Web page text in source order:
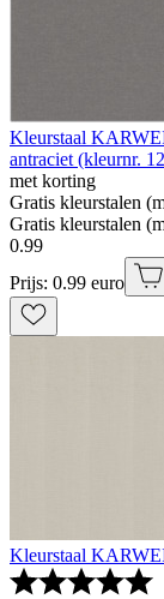
Kleurstaal
antraciet (kleurnr.
met korting
Gratis kleurstalen
Gratis kleurstalen
0.99
Prijs: 0.99 euro
Kleurstaal